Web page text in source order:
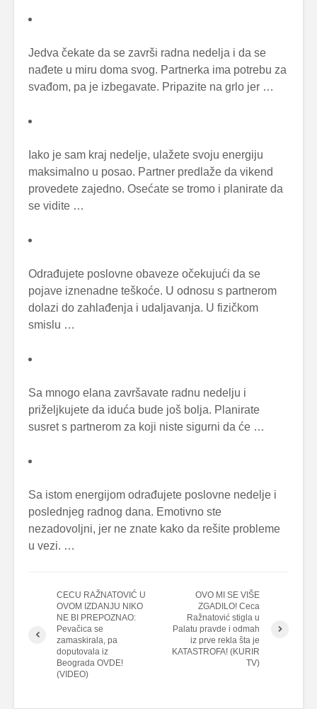
Jedva čekate da se završi radna nedelja i da se
nađete u miru doma svog. Partnerka ima potrebu za
svađom, pa je izbegavate. Pripazite na grlo jer …
Iako je sam kraj nedelje, ulažete svoju energiju
maksimalno u posao. Partner predlaže da vikend
provedete zajedno. Osećate se tromo i planirate da
se vidite …
Odrađujete poslovne obaveze očekujući da se
pojave iznenadne teškoće. U odnosu s partnerom
dolazi do zahlađenja i udaljavanja. U fizičkom
smislu …
Sa mnogo elana završavate radnu nedelju i
priželjkujete da iduća bude još bolja. Planirate
susret s partnerom za koji niste sigurni da će …
Sa istom energijom odrađujete poslovne nedelje i
poslednjeg radnog dana. Emotivno ste
nezadovoljni, jer ne znate kako da rešite probleme
u vezi. …
CECU RAŽNATOVIĆ U
OVOM IZDANJU NIKO
NE BI PREPOZNAO:
Pevačica se
zamaskirala, pa
doputovala iz
Beograda OVDE!
(VIDEO)
OVO MI SE VIŠE
ZGADILO! Ceca
Ražnatović stigla u
Palatu pravde i odmah
iz prve rekla šta je
KATASTROFA! (KURIR
TV)